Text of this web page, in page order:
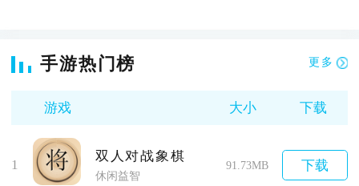
手游热门榜 更多
游戏 大小 下载
1
双人对战象棋
休闲益智
91.73MB 下载